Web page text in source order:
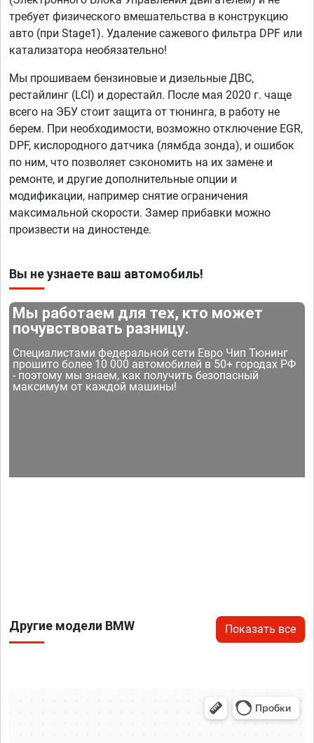
требует физического вмешательства в конструкцию
авто (при Stage1). Удаление сажевого фильтра DPF или
катализатора необязательно!
Мы прошиваем бензиновые и дизельные ДВС,
рестайлинг (LCI) и дорестайл. После мая 2020 г. чаще
всего на ЭБУ стоит защита от тюнинга, в работу не
берем. При необходимости, возможно отключение EGR,
DPF, кислородного датчика (лямбда зонда), и ошибок
по ним, что позволяет сэкономить на их замене и
ремонте, и другие дополнительные опции и
модификации, например снятие ограничения
максимальной скорости. Замер прибавки можно
произвести на диностенде.
Вы не узнаете ваш автомобиль!
Мы работаем для тех, кто может
почувствовать разницу.
Специалистами федеральной сети Евро Чип Тюнинг
прошито более 10 000 автомобилей в 50+ городах РФ
- поэтому мы знаем, как получить безопасный
максимум от каждой машины!
Другие модели BMW Показать все